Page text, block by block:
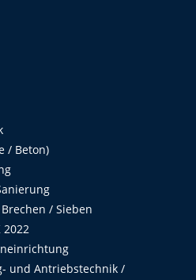
/ Beton)
/ Sieben
2022
und Antriebstechnik /